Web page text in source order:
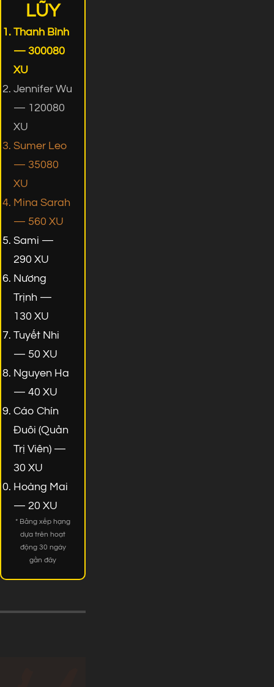
LŨY
Thanh Bình
— 300080
XU
Jennifer Wu
— 120080
XU
Sumer Leo
— 35080
XU
Mina Sarah
— 560 XU
Sami —
290 XU
Nương
Trịnh —
130 XU
Tuyết Nhi
— 50 XU
Nguyen Ha
— 40 XU
Cáo Chín
Đuôi (Quản
Trị Viên) —
30 XU
Hoàng Mai
— 20 XU
* Bảng xếp hạng
dựa trên hoạt
động 30 ngày
gần đây